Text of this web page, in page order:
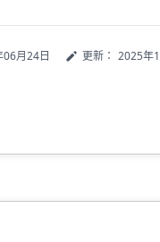
月24日 更新： 2025年